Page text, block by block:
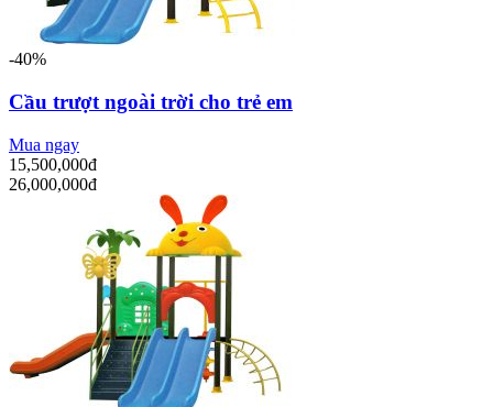
-40%
Cầu trượt ngoài trời cho trẻ em
Mua ngay
15,500,000đ
26,000,000đ